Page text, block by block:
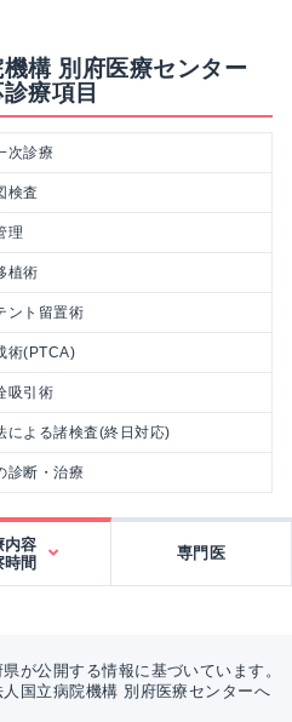
構 別府医療センター
療項目
次診療
検査
理
植術
ント留置術
術(PTCA)
吸引術
による諸検査(終日対応)
診断・治療
内容
間
専門医
が公開する情報に基づいています。
国立病院機構 別府医療センターへ